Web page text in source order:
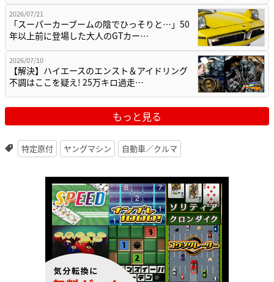
2026/07/21
「スーパーカーブームの陰でひっそりと…」50
年以上前に登場した大人のGTカー…
2026/07/10
【解決】ハイエースのエンスト＆アイドリング
不調はここを疑え! 25万キロ過走…
もっと見る
特定原付 ヤングマシン 自動車／クルマ